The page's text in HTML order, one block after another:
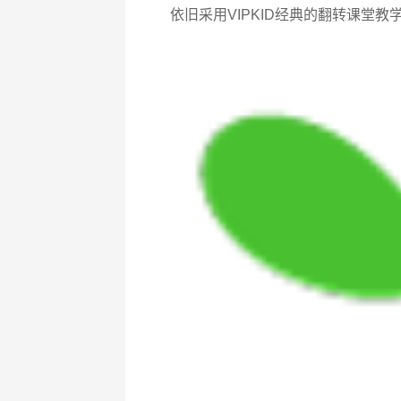
依旧采用VIPKID经典的翻转课堂教